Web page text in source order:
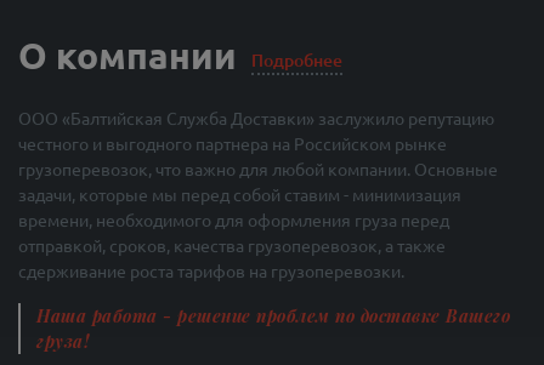
О компании Подробнее
ООО «Балтийская Служба Доставки» заслужило репутацию
честного и выгодного партнера на Российском рынке
грузоперевозок, что важно для любой компании. Основные
задачи, которые мы перед собой ставим - минимизация
времени, необходимого для оформления груза перед
отправкой, сроков, качества грузоперевозок, а также
сдерживание роста тарифов на грузоперевозки.
Наша работа - решение проблем по доставке Вашего
груза!